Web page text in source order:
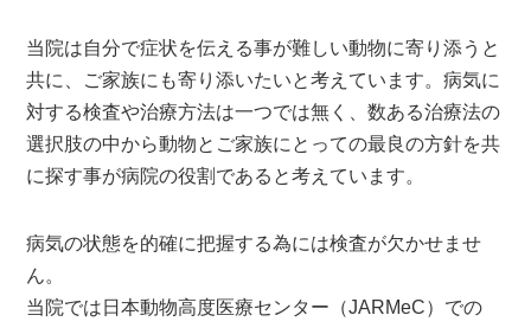
当院は自分で症状を伝える事が難しい動物に寄り添うと
共に、ご家族にも寄り添いたいと考えています。病気に
対する検査や治療方法は一つでは無く、数ある治療法の
選択肢の中から動物とご家族にとっての最良の方針を共
に探す事が病院の役割であると考えています。
病気の状態を的確に把握する為には検査が欠かせませ
ん。
当院では日本動物高度医療センター（JARMeC）での